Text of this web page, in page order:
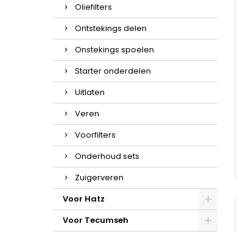
Oliefilters
Ontstekings delen
Onstekings spoelen
Starter onderdelen
Uitlaten
Veren
Voorfilters
Onderhoud sets
Zuigerveren
Voor Hatz
Voor Tecumseh